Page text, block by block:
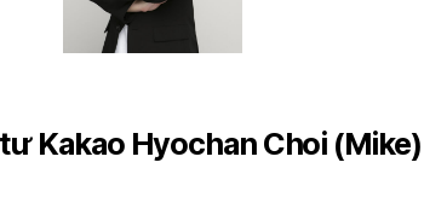
Kakao Hyochan Choi (Mike)